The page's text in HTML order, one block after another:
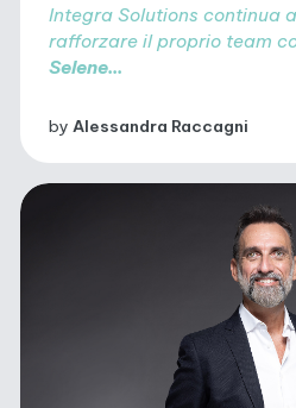
Integra Solutions continua
rafforzare il proprio team
Selene...
by Alessandra Raccagni